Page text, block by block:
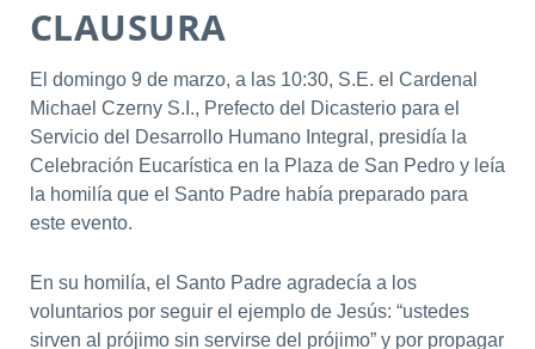
CLAUSURA
El domingo 9 de marzo, a las 10:30, S.E. el Cardenal
Michael Czerny S.I., Prefecto del Dicasterio para el
Servicio del Desarrollo Humano Integral, presidía la
Celebración Eucarística en la Plaza de San Pedro y leía
la homilía que el Santo Padre había preparado para
este evento.
En su homilía, el Santo Padre agradecía a los
voluntarios por seguir el ejemplo de Jesús: “ustedes
sirven al prójimo sin servirse del prójimo” y por propagar